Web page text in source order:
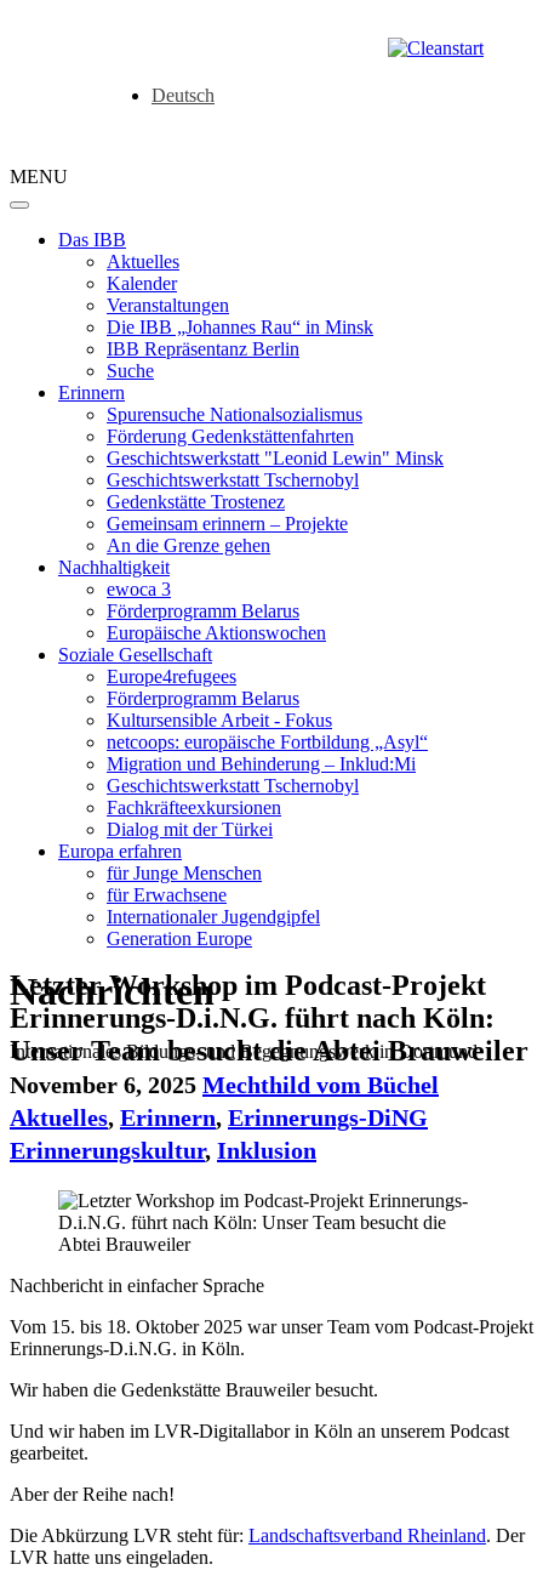
Deutsch
MENU
Das IBB
Aktuelles
Kalender
Veranstaltungen
Die IBB „Johannes Rau“ in Minsk
IBB Repräsentanz Berlin
Suche
Erinnern
Spurensuche Nationalsozialismus
Förderung Gedenkstättenfahrten
Geschichtswerkstatt "Leonid Lewin" Minsk
Geschichtswerkstatt Tschernobyl
Gedenkstätte Trostenez
Gemeinsam erinnern – Projekte
An die Grenze gehen
Nachhaltigkeit
ewoca 3
Förderprogramm Belarus
Europäische Aktionswochen
Soziale Gesellschaft
Europe4refugees
Förderprogramm Belarus
Kultursensible Arbeit - Fokus
netcoops: europäische Fortbildung „Asyl“
Migration und Behinderung – Inklud:Mi
Geschichtswerkstatt Tschernobyl
Fachkräfteexkursionen
Dialog mit der Türkei
Europa erfahren
für Junge Menschen
für Erwachsene
Internationaler Jugendgipfel
Generation Europe
Nachrichten
Internationales Bildungs- und Begegnungswerk in Dortmund
Letzter Workshop im Podcast-Projekt
Erinnerungs-D.i.N.G. führt nach Köln:
Unser Team besucht die Abtei Brauweiler
November 6, 2025 Mechthild vom Büchel
Aktuelles, Erinnern, Erinnerungs-DiNG
Erinnerungskultur, Inklusion
Nachbericht in einfacher Sprache
Vom 15. bis 18. Oktober 2025 war unser Team vom Podcast-Projekt
Erinnerungs-D.i.N.G. in Köln.
Wir haben die Gedenkstätte Brauweiler besucht.
Und wir haben im LVR-Digitallabor in Köln an unserem Podcast
gearbeitet.
Aber der Reihe nach!
Die Abkürzung LVR steht für: Landschaftsverband Rheinland. Der
LVR hatte uns eingeladen.